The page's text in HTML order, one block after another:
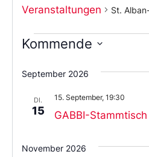
Veranstaltungen St.
Kommende
Sie
das
aus.
September 2026
DI.
15 GABBI-Stammtisch
15. September, 19:30
November 2026